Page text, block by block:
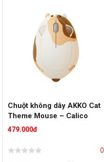
Chuột không dây AKKO Cat
Theme Mouse – Calico
479.000đ
0